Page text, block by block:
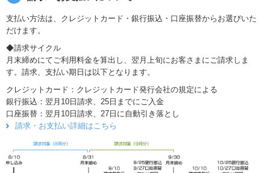
支払い方法は、クレジットカード・銀行振込・口座振替からお選びいた
だけます。
◆請求サイクル
月末締めにてご利用料金を算出し、翌月上旬にお客さまにご請求しま
す。請求、支払い期日は以下となります。
クレジットカード：クレジットカード発行会社の規定による
銀行振込：翌月10日請求、25日までにご入金
口座振替：翌月10日請求、27日に自動引き落とし
請求・お支払い詳細はこちら